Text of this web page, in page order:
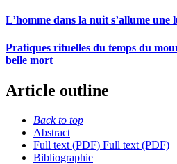
L’homme dans la nuit s’allume
Pratiques rituelles du temps du
belle mort
Article outline
Back to top
Abstract
Full text (PDF) Full text (PDF)
Bibliographie